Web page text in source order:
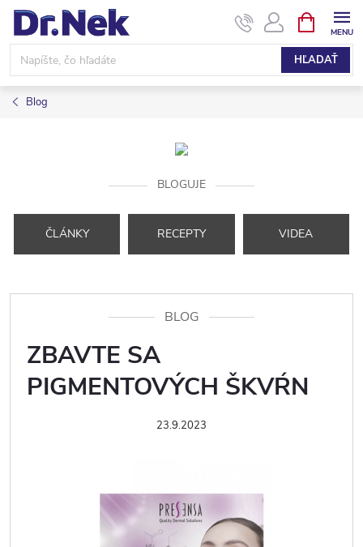
Prejsť
obsah
HĽADAŤ
KOŠÍK
Blog
BLOGUJE
ČLÁNKY RECEPTY VIDEA
BLOG
ZBAVTE SA
PIGMENTOVÝCH ŠKVŔN
23.9.2023